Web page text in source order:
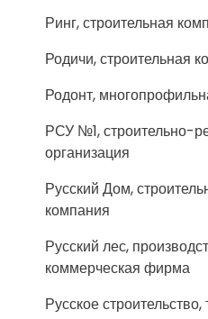
Ринг, строительная
Родичи, строительная
Родонт,
РСУ №1, строительно-
организация
Русский Дом,
компания
Русский лес,
коммерческая фирма
Русское строительство,